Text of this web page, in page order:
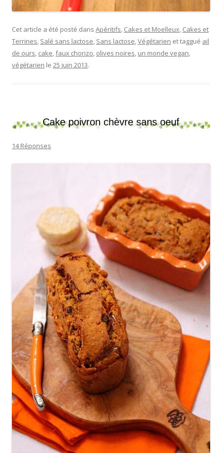
Cet article a été posté dans Apéritifs, Cakes et Moelleux, Cakes et
Terrines, Salé sans lactose, Sans lactose,Végétarien et taggué ail
de ours, cake,faux chorizo, olives noires, un monde vegan,
végétarien le 25 juin 2013.
Cake poivron chèvre sans oeuf
14 Réponses